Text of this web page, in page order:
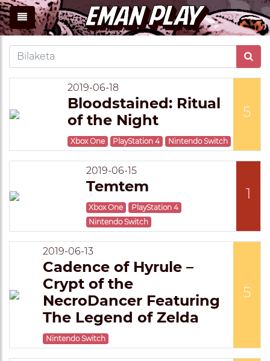
2019-06-18
Bloodstained: Ritual
of the Night
Xbox One PlayStation 4 Nintendo Switch
5
2019-06-15
Temtem
Xbox One
PlayStation 4
Nintendo Switch
1
2019-06-13
Cadence of Hyrule –
Crypt of the
NecroDancer Featuring
The Legend of Zelda
Nintendo Switch
5